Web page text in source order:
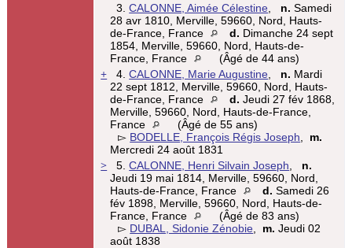
3.CALONNE, Aimée Célestine n. Samedi
28 avr 1810, Merville, 59660, Nord, Hauts-
de-France, France
d. Dimanche 24 sept
1854, Merville, 59660, Nord, Hauts-de-
France, France
(Âgé de 44 ans)
+ 4.CALONNE, Marie Augustine n. Mardi
22 sept 1812, Merville, 59660, Nord, Hauts-
de-France, France
d. Jeudi 27 fév 1868,
Merville, 59660, Nord, Hauts-de-France,
France
(Âgé de 55 ans)
▻ BODELLE, François Régis Joseph
m.
Mercredi 24 août 1831
> 5.CALONNE, Henri Silvain Joseph
n.
Jeudi 19 mai 1814, Merville, 59660, Nord,
Hauts-de-France, France
d. Samedi 26
fév 1898, Merville, 59660, Nord, Hauts-de-
France, France
(Âgé de 83 ans)
▻ DUBAL, Sidonie Zénobie m. Jeudi 02
août 1838